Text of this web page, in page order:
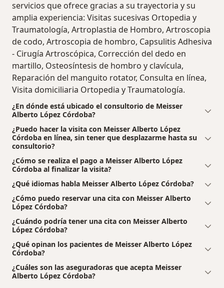
servicios que ofrece gracias a su trayectoria y su
amplia experiencia: Visitas sucesivas Ortopedia y
Traumatología, Artroplastia de Hombro, Artroscopia
de codo, Artroscopia de hombro, Capsulitis Adhesiva
- Cirugía Artroscópica, Corrección del dedo en
martillo, Osteosíntesis de hombro y clavícula,
Reparación del manguito rotator, Consulta en línea,
Visita domiciliaria Ortopedia y Traumatología.
¿En dónde está ubicado el consultorio de Meisser
Alberto López Córdoba?
¿Puedo hacer la visita con Meisser Alberto López
Córdoba en línea, sin tener que desplazarme hasta su
consultorio?
¿Cómo se realiza el pago a Meisser Alberto López
Córdoba al finalizar la visita?
¿Qué idiomas habla Meisser Alberto López Córdoba?
¿Cómo puedo reservar una cita con Meisser Alberto
López Córdoba?
¿Cuándo podría tener una cita con Meisser Alberto
López Córdoba?
¿Qué opinan los pacientes de Meisser Alberto López
Córdoba?
¿Cuáles son las aseguradoras que acepta Meisser
Alberto López Córdoba?